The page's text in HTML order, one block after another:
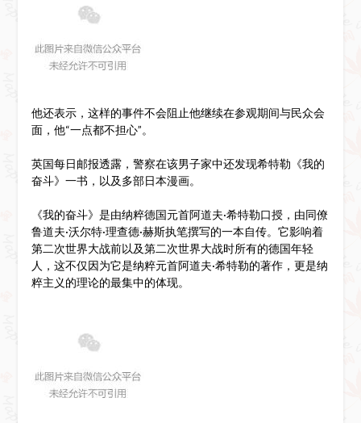
他还表示，这样的事件不会阻止他继续在参观期间与民众会
面，他“一点都不担心”。
英国每日邮报透露，警察在该男子家中还发现希特勒《我的
奋斗》一书，以及多部日本漫画。
《我的奋斗》是由纳粹德国元首阿道夫·希特勒口授，由同僚
鲁道夫·沃尔特·理查德·赫斯执笔撰写的一本自传。它影响着
第二次世界大战前以及第二次世界大战时所有的德国年轻
人，这不仅因为它是纳粹元首阿道夫·希特勒的著作，更是纳
粹主义的理论的最集中的体现。